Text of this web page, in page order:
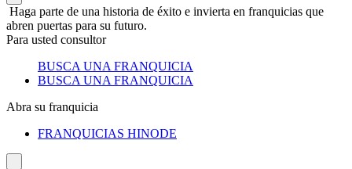
Haga parte de una historia de éxito e invierta en franquicias que
abren puertas para su futuro.
Para usted consultor
BUSCA UNA FRANQUICIA
BUSCA UNA FRANQUICIA
Abra su franquicia
FRANQUICIAS HINODE